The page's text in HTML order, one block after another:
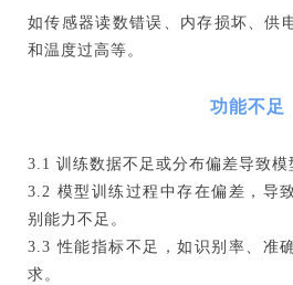
如传感器读数错误、内存损坏、供
和温度过高等。
功能不足
3.1 训练数据不足或分布偏差导致模
3.2 模型训练过程中存在偏差，导
别能力不足。
3.3 性能指标不足，如识别率、准
求。